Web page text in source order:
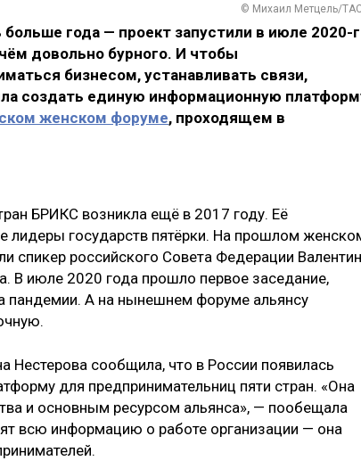
© Михаил Метцель/
года — проект запустили в июле 2020-
довольно бурного. И чтобы
бизнесом, устанавливать связи,
создать единую информационную
женском форуме, проходящем в
БРИКС возникла ещё в 2017 году. Её
лидеры государств пятёрки. На прошлом
спикер российского Совета Федерации
В июле 2020 года прошло первое заседание,
пандемии. А на нынешнем форуме альянсу
Нестерова сообщила, что в России появилась
для предпринимательниц пяти стран. «Она
и основным ресурсом альянса», — пообещала
всю информацию о работе организации — она